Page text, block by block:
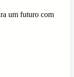
um futuro com